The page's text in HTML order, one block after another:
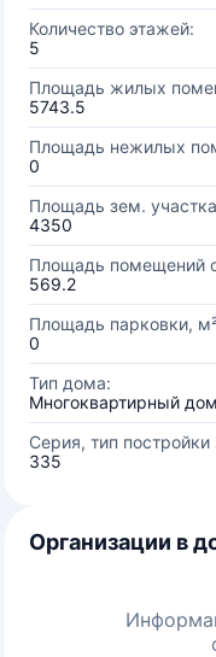
Количество этажей:
5
Площадь жилых
5743.5
Площадь нежилых
0
Площадь зем.
4350
Площадь помещений
569.2
Площадь парковки,
0
Тип дома:
Многоквартирный дом
Серия, тип постройки
335
Организации в